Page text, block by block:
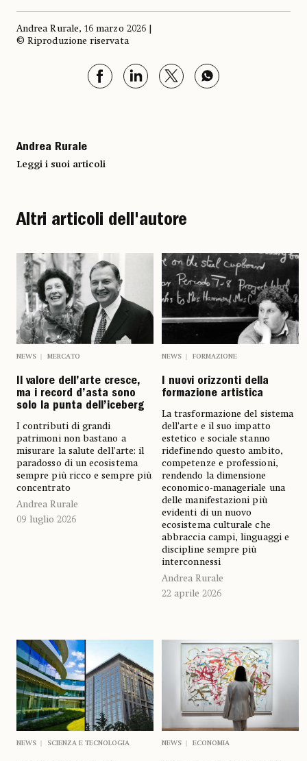
Andrea Rurale, 16 marzo 2026 |
© Riproduzione riservata
Andrea Rurale
Leggi i suoi articoli
Altri articoli dell'autore
NEWS MERCATO
Il valore dell’arte cresce,
ma i record d’asta sono
solo la punta dell’iceberg
I contributi di grandi
patrimoni non bastano a
misurare la salute dell’arte: il
paradosso di un ecosistema
sempre più ricco e sempre più
concentrato
Andrea Rurale
09 luglio 2026
NEWS FORMAZIONE
I nuovi orizzonti della
formazione artistica
La trasformazione del sistema
dell’arte e il suo impatto
estetico e sociale stanno
ridefinendo questo ambito,
competenze e professioni,
rendendo la dimensione
economico-manageriale una
delle manifestazioni più
evidenti di un nuovo
ecosistema culturale che
abbraccia campi, linguaggi e
discipline sempre più
interconnessi
Andrea Rurale
22 aprile 2026
NEWS SCIENZA E TECNOLOGIA NEWS ECONOMIA